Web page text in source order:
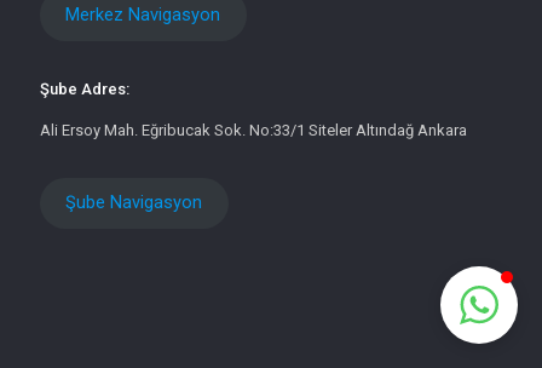
Merkez Navigasyon
Şube Adres:
Ali Ersoy Mah. Eğribucak Sok. No:33/1 Siteler Altındağ Ankara
Şube Navigasyon